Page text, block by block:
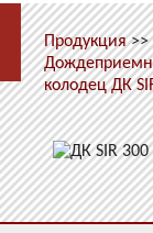
Продукция>>
колодец ДК